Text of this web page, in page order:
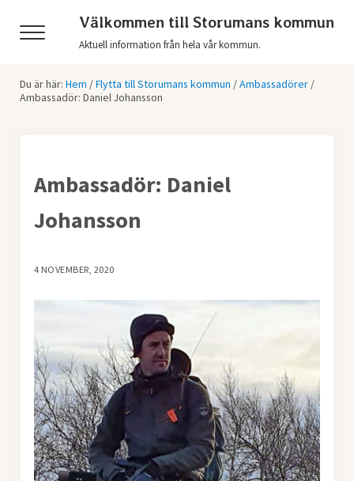
Menu
Välkommen till Storumans kommun
Aktuell information från hela vår kommun.
Du är här: Hem /Flytta till Storumans kommun /Ambassadörer /
Ambassadör: Daniel Johansson
Ambassadör: Daniel
Johansson
4 NOVEMBER, 2020